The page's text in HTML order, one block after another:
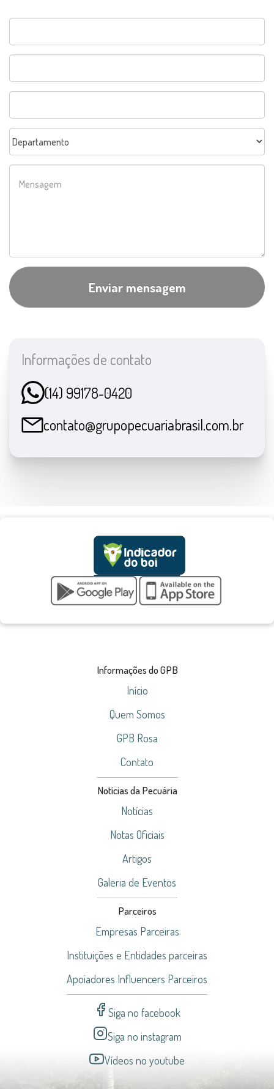
Informações de contato
(14) 99178-0420
contato@grupopecuariabrasil.com.br
Informações do GPB
Início
Quem Somos
GPB Rosa
Contato
Notícias da Pecuária
Notícias
Notas Oficiais
Artigos
Galeria de Eventos
Parceiros
Empresas Parceiras
Instituições e Entidades parceiras
Apoiadores Influencers Parceiros
Siga no facebook
Siga no instagram
Vídeos no youtube